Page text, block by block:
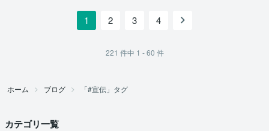
1 2 3 4
221 件中 1 - 60 件
ホーム ブログ 「#宣伝」タグ
カテゴリ一覧